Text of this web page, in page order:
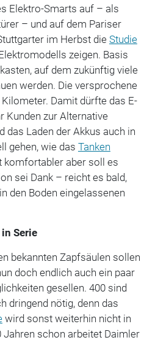
Elektro-Smarts auf – als
– und auf dem Pariser
im Herbst die Studie
zeigen. Basis
auf dem zukünftig viele
werden. Die versprochene
Damit dürfte das E-
Kunden zur Alternative
das Laden der Akkus auch in
gehen, wie das Tanken
komfortabler aber soll es
sei Dank – reicht es bald,
den Boden eingelassenen
Serie
bekannten Zapfsäulen sollen
doch endlich auch ein paar
gesellen. 400 sind
dringend nötig, denn das
wird sonst weiterhin nicht in
Jahren schon arbeitet Daimler